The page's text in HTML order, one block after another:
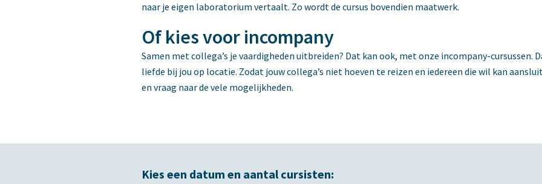
naar je eigen laboratorium vertaalt. Zo wordt de cursus bovendien maatwerk.
Of kies voor incompany
Samen met collega’s je vaardigheden uitbreiden? Dat kan ook, met onze incompany-cursussen.
liefde bij jou op locatie. Zodat jouw collega’s niet hoeven te reizen en iedereen die wil kan
en vraag naar de vele mogelijkheden.
Kies een datum en aantal cursisten: